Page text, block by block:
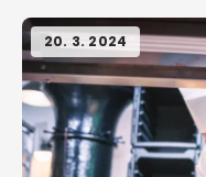
20. 3. 2024